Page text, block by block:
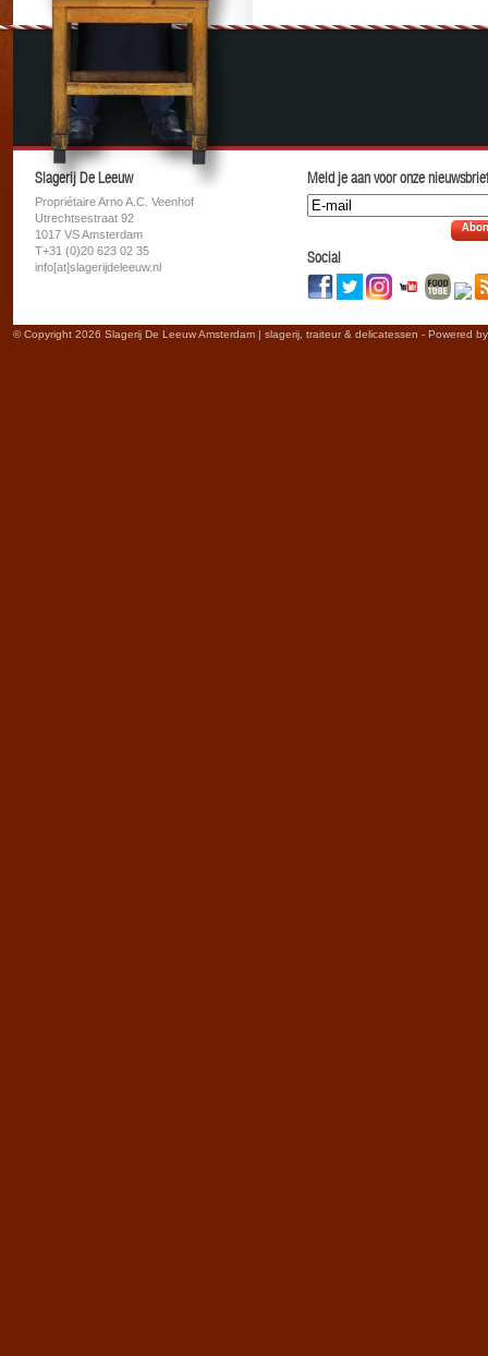
Slagerij De Leeuw
Propriétaire Arno A.C. Veenhof
Utrechtsestraat 92
1017 VS Amsterdam
T+31 (0)20 623 02 35
info[at]slagerijdeleeuw.nl
Meld je aan voor onze
Social
© Copyright 2026 Slagerij De Leeuw Amsterdam | slagerij, traiteur & delicatessen - Powered